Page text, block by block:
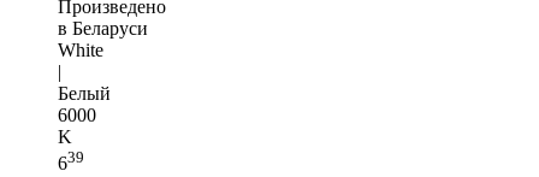
Произведено
в Беларуси
White
|
Белый
6000
K
639